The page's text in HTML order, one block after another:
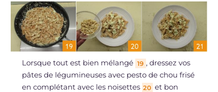
Lorsque tout est bien mélangé 19 , dressez vos
pâtes de légumineuses avec pesto de chou frisé
en complétant avec les noisettes 20 et bon